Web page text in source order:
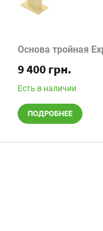
Основа тройная
9 400 грн.
Есть в наличии
ПОДРОБНЕЕ